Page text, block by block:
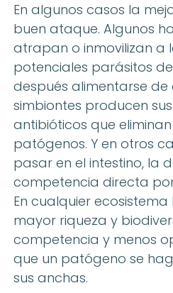
En algunos casos la
buen ataque. Algunos
atrapan o inmovilizan a
potenciales parásitos
después alimentarse de
simbiontes producen
antibióticos que
patógenos. Y en otros
pasar en el intestino, la
competencia directa
En cualquier
mayor riqueza y
competencia y menos
que un patógeno se
sus anchas.